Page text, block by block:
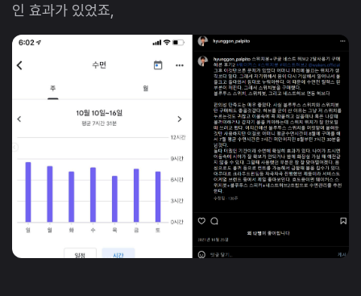
인 효과가 있었죠,